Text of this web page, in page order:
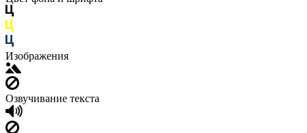
Изображения
Озвучивание текста